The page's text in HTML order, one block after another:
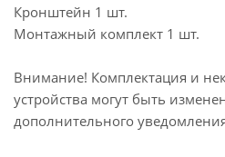
Кронштейн 1 шт.
Монтажный комплект 1 шт.
Внимание! Комплектация и
устройства могут быть
дополнительного